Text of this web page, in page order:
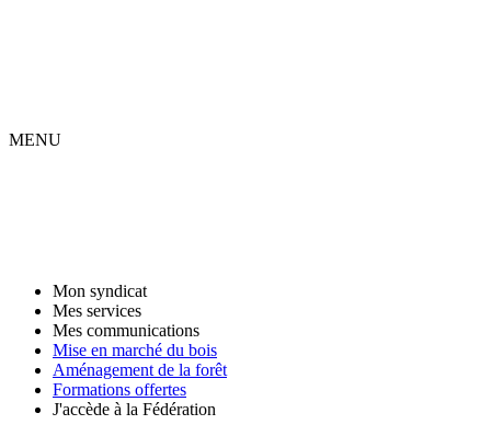
MENU
Mon syndicat
Mes services
Mes communications
Mise en marché du bois
Aménagement de la forêt
Formations offertes
J'accède à la Fédération